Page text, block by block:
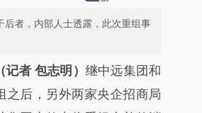
者，内部人士透露，此次重组事
增加这段话：本文由第三方
财新文章
记者 包志明） 继中远集团和
之后，另外两家央企招商局